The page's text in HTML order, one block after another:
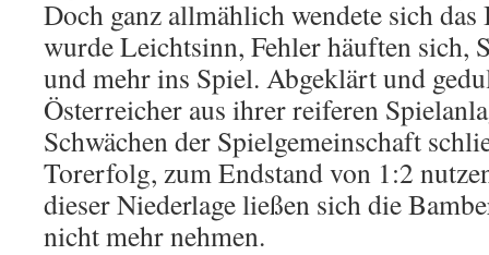
Doch ganz allmählich wendete sich
wurde Leichtsinn, Fehler häuften sich,
und mehr ins Spiel. Abgeklärt und
Österreicher aus ihrer reiferen
Schwächen der Spielgemeinschaft
Tor­er­folg, zum Endstand von 1:2
dieser Niederlage ließen sich die
nicht mehr nehmen.